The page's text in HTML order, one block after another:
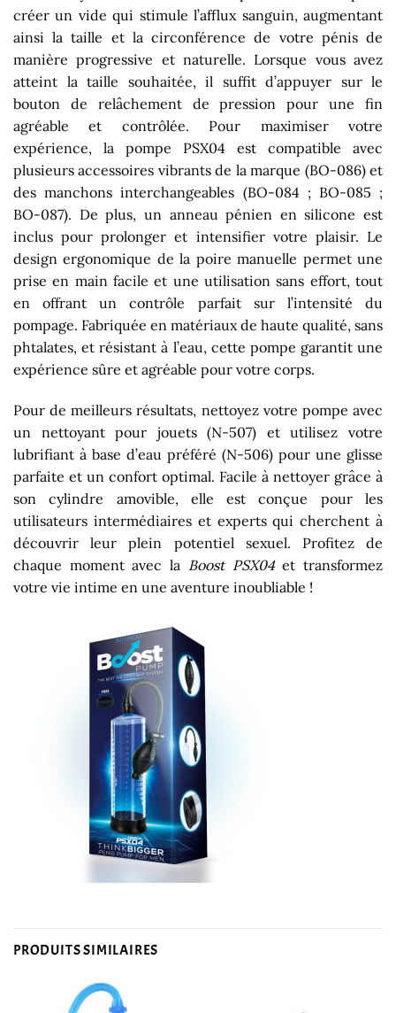
créer un vide qui stimule l’afflux sanguin, augmentant
ainsi la taille et la circonférence de votre pénis de
manière progressive et naturelle. Lorsque vous avez
atteint la taille souhaitée, il suffit d’appuyer sur le
bouton de relâchement de pression pour une fin
agréable et contrôlée. Pour maximiser votre
expérience, la pompe PSX04 est compatible avec
plusieurs accessoires vibrants de la marque (BO-086) et
des manchons interchangeables (BO-084 ; BO-085 ;
BO-087). De plus, un anneau pénien en silicone est
inclus pour prolonger et intensifier votre plaisir. Le
design ergonomique de la poire manuelle permet une
prise en main facile et une utilisation sans effort, tout
en offrant un contrôle parfait sur l’intensité du
pompage. Fabriquée en matériaux de haute qualité, sans
phtalates, et résistant à l’eau, cette pompe garantit une
expérience sûre et agréable pour votre corps.
Pour de meilleurs résultats, nettoyez votre pompe avec
un nettoyant pour jouets (N-507) et utilisez votre
lubrifiant à base d’eau préféré (N-506) pour une glisse
parfaite et un confort optimal. Facile à nettoyer grâce à
son cylindre amovible, elle est conçue pour les
utilisateurs intermédiaires et experts qui cherchent à
découvrir leur plein potentiel sexuel. Profitez de
chaque moment avec la Boost PSX04et transformez
votre vie intime en une aventure inoubliable !
PRODUITS SIMILAIRES